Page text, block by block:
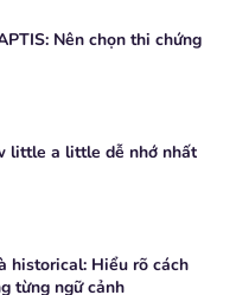
Nên chọn thi chứng
little a little dễ nhớ nhất
historical: Hiểu rõ cách
từng ngữ cảnh